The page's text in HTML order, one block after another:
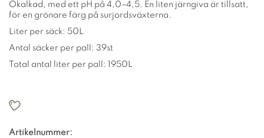
Okalkad, med ett pH på 4,0–4,5. En liten järngiva är tillsatt,
för en grönare färg på surjordsväxterna.
Liter per säck: 50L
Antal säcker per pall: 39st
Total antal liter per pall: 1950L
Artikelnummer: